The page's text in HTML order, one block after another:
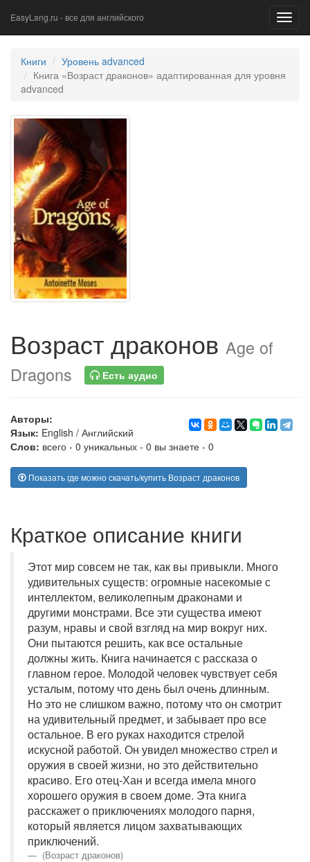
EasyLang.ru - все для английского
Книги
Уровень advanced
Книга «Возраст драконов» адаптированная для уровня
advanced
Возраст драконов Age of
Dragons
Есть аудио
Авторы:
Язык: English / Английский
Слов: всего - 0 уникальных - 0 вы знаете - 0
Показать где можно скачать/купить Возраст драконов
Краткое описание книги
Этот мир совсем не так, как вы привыкли. Много
удивительных существ: огромные насекомые с
интеллектом, великолепным драконами и
другими монстрами. Все эти существа имеют
разум, нравы и свой взгляд на мир вокруг них.
Они пытаются решить, как все остальные
должны жить. Книга начинается с рассказа о
главном герое. Молодой человек чувствует себя
усталым, потому что день был очень длинным.
Но это не слишком важно, потому что он смотрит
на удивительный предмет, и забывает про все
остальное. В его руках находится стрелой
искусной работой. Он увидел множество стрел и
оружия в своей жизни, но это действительно
красиво. Его отец-Хан и всегда имела много
хорошего оружия в своем доме. Эта книга
расскажет о приключениях молодого парня,
который является лицом захватывающих
приключений.
(Возраст драконов)